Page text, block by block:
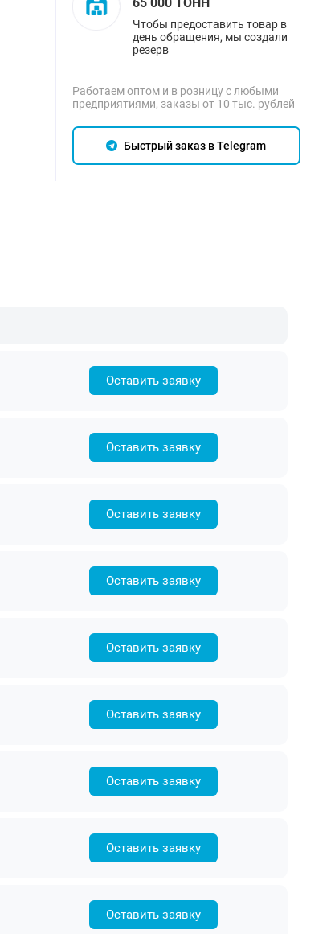
65 000 ТОНН
Чтобы предоставить товар в
день обращения, мы создали
резерв
Работаем оптом и в розницу с любыми
предприятиями, заказы от 10 тыс. рублей
Быстрый заказ в Telegram
Оставить заявку
Оставить заявку
Оставить заявку
Оставить заявку
Оставить заявку
Оставить заявку
Оставить заявку
Оставить заявку
Оставить заявку